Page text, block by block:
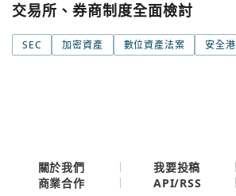
交易所、券商制度全面檢討
SEC 加密資產 數位資產法案 安全港
使用以下帳號繼續
城市
關閉
關於我們 我要投稿
商業合作
API/RSS